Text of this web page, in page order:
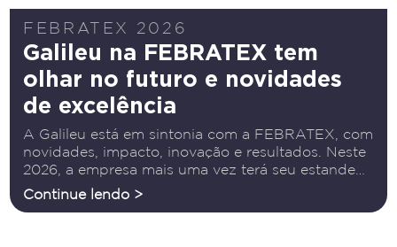
FEBRATEX 2026
Galileu na FEBRATEX tem
olhar no futuro e novidades
de excelência
A Galileu está em sintonia com a FEBRATEX, com
novidades, impacto, inovação e resultados. Neste
2026, a empresa mais uma vez terá seu estande
nesta 20ª edição. “Sempre estivemos presentes”,
Continue lendo >